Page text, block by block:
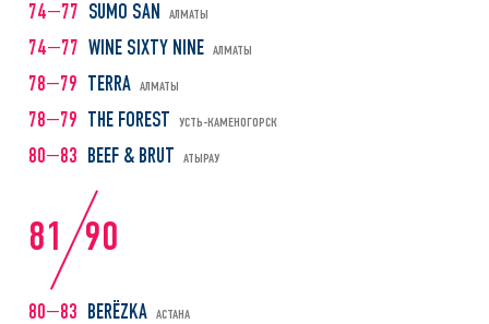
74—77 SUMO SAN АЛМАТЫ
74—77 WINE SIXTY NINE АЛМАТЫ
78—79 TERRA АЛМАТЫ
78—79 THE FOREST УСТЬ-КАМЕНОГОРСК
80—83 BEEF & BRUT АТЫРАУ
81 90
80—83 BERЁZKA АСТАНА